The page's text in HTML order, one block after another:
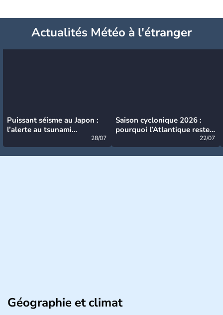
Actualités Météo à l'étranger
Puissant séisme au Japon :
l’alerte au tsunami
28/07
Saison cyclonique 2026 :
pourquoi l’Atlantique reste
22/07
Géographie et climat